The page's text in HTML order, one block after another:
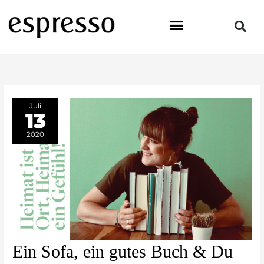
Inhalt
springen
Juli
13
2020
Ein Sofa, ein gutes Buch & Du
Ein